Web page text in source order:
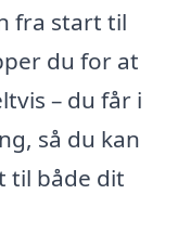
fra start til
du for at
– du får i
så du kan
til både dit